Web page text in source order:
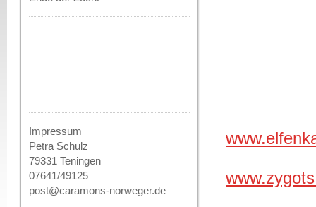
Impressum
Petra Schulz
79331 Teningen
07641/49125
post@caramons-norweger.de